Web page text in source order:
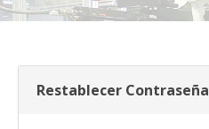
Restablecer Contraseña